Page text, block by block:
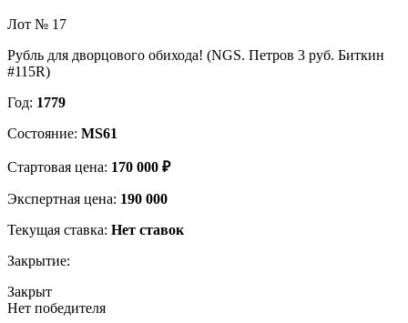
Лот № 17
Рубль для дворцового обихода! (NGS. Петров 3 руб. Биткин
#115R)
Год: 1779
Состояние: MS61
Стартовая цена: 170 000 ₽
Экспертная цена: 190 000
Текущая ставка: Нет ставок
Закрытие:
Закрыт
Нет победителя